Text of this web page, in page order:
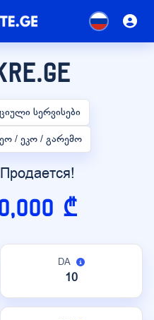
სერვისები
/ ეკო / გარემო
₾
DA
10